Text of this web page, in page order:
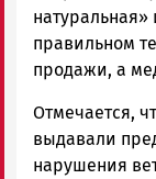
натуральная»
правильном
продажи, а
Отмечается,
выдавали
нарушения